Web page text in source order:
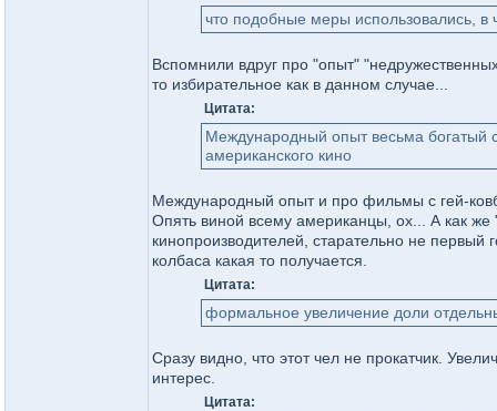
что подобные меры использовались, в
Вспомнили вдруг про "опыт"
то избирательное как в данном случае...
Цитата:
Международный опыт весьма богатый
американского кино
Международный опыт и про фильмы с гей-
Опять виной всему американцы, ох... А как
кинопроизводителей, старательно не
колбаса какая то получается.
Цитата:
формальное увеличение доли
Сразу видно, что этот чел не прокатчик.
интерес.
Цитата: